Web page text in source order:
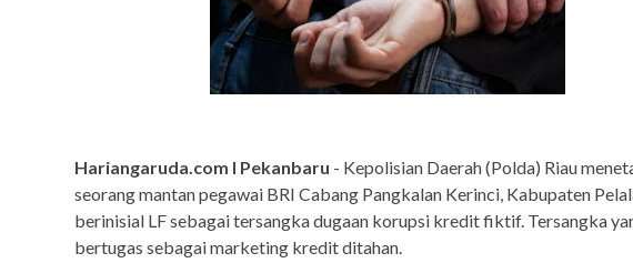
Hariangaruda.com I Pekanbaru - Kepolisian Daerah (Polda) Riau
seorang mantan pegawai BRI Cabang Pangkalan Kerinci, Kabupaten
berinisial LF sebagai tersangka dugaan korupsi kredit fiktif. Tersangka
bertugas sebagai marketing kredit ditahan.